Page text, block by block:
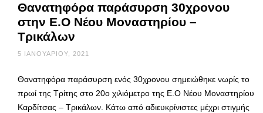
Θανατηφόρα παράσυρση 30χρονου
στην Ε.Ο Νέου Μοναστηρίου –
Τρικάλων
5 ΙΑΝΟΥΑΡΊΟΥ, 2021
Θανατηφόρα παράσυρση ενός 30χρονου σημειώθηκε νωρίς το
πρωί της Τρίτης στο 20ο χιλιόμετρο της Ε.Ο Νέου Μοναστηρίου
Καρδίτσας – Τρικάλων. Κάτω από αδιευκρίνιστες μέχρι στιγμής